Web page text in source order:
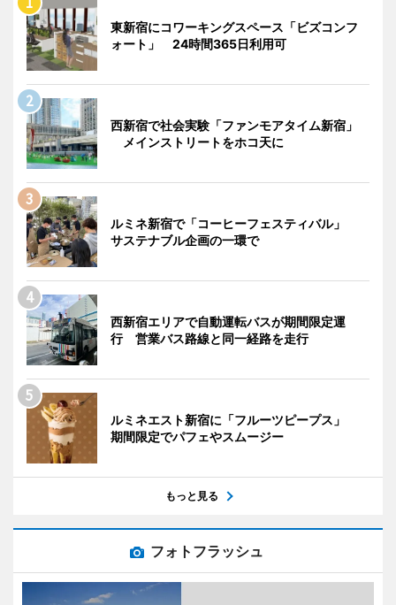
東新宿にコワーキングスペース「ビズコンフ
ォート」 24時間365日利用可
西新宿で社会実験「ファンモアタイム新宿」
メインストリートをホコ天に
ルミネ新宿で「コーヒーフェスティバル」
サステナブル企画の一環で
西新宿エリアで自動運転バスが期間限定運
行 営業バス路線と同一経路を走行
ルミネエスト新宿に「フルーツピープス」
期間限定でパフェやスムージー
もっと見る
フォトフラッシュ